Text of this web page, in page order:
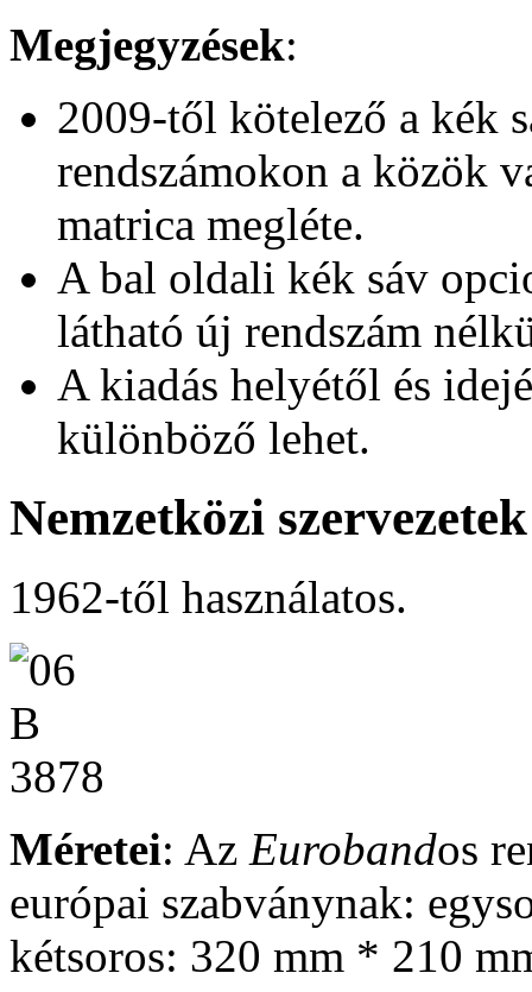
Megjegyzések:
2009-től kötelező a kék
rendszámokon a közök
matrica megléte.
A bal oldali kék sáv
látható új rendszám
A kiadás helyétől és
különböző lehet.
Nemzetközi
1962-től használatos.
Méretei: Az Eurobandos
európai szabványnak:
kétsoros: 320 mm * 210